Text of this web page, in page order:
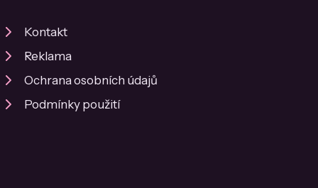
Kontakt
Reklama
Ochrana osobních údajů
Podmínky použití